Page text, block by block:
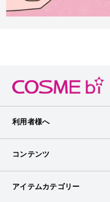
利用者様へ
メンバーログイン
コンテンツ
ランキング
アイテムカテゴリー